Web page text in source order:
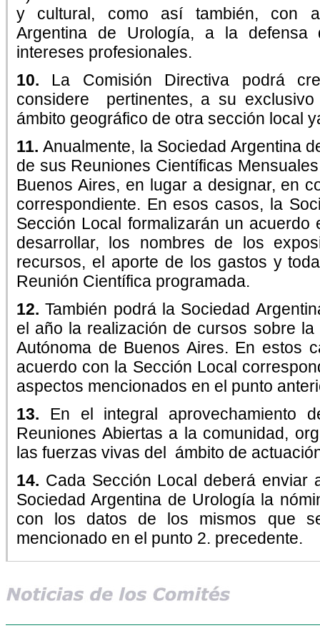
y cultural, como así también, con
Argentina de Urología, a la
intereses profesionales.
10. La Comisión Directiva podrá
considere pertinentes, a su
ámbito geográfico de otra sección local
11.Anualmente, la Sociedad Argentina
de sus Reuniones Científicas
Buenos Aires, en lugar a designar, en
correspondiente. En esos casos, la
Sección Local formalizarán un
desarrollar, los nombres de los
recursos, el aporte de los gastos y
Reunión Científica programada.
12.También podrá la Sociedad
el año la realización de cursos sobre
Autónoma de Buenos Aires. En estos
acuerdo con la Sección Local
aspectos mencionados en el punto
13. En el integral aprovechamiento
Reuniones Abiertas a la comunidad,
las fuerzas vivas del ámbito de
14. Cada Sección Local deberá enviar
Sociedad Argentina de Urología la
con los datos de los mismos que
mencionado en el punto 2. precedente.